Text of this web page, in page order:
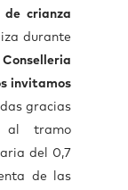
crianza
durante
Conselleria
invitamos
gracias
al tramo
del 0,7
de las